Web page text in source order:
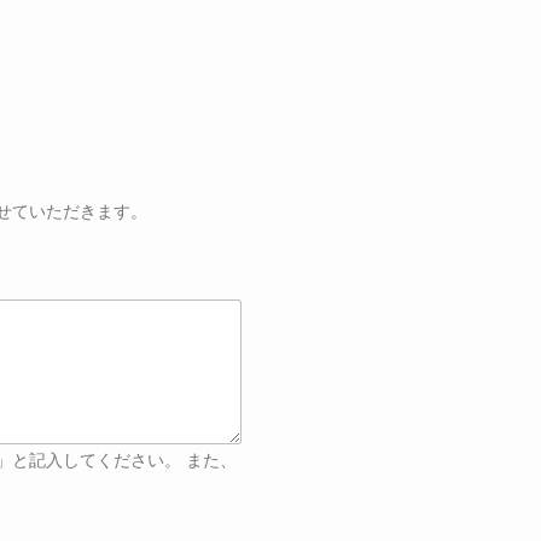
いただきます。
記入してください。 また、